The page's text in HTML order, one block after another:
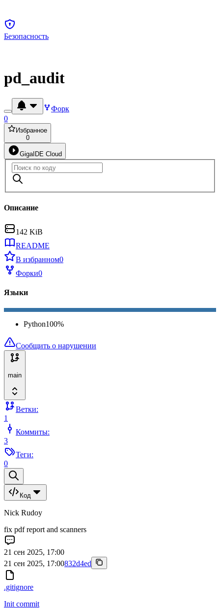
Безопасность
pd_audit
Форк
0
Избранное
0
GigaIDE Cloud
Описание
142 KiB
README
В избранном0
Форки0
Языки
Python100%
Сообщить о нарушении
main
Ветки:
1
Коммиты:
3
Теги:
0
Код
Nick Rudoy
fix pdf report and scanners
21 сен 2025, 17:00
21 сен 2025, 17:00832d4ed
.gitignore
Init commit